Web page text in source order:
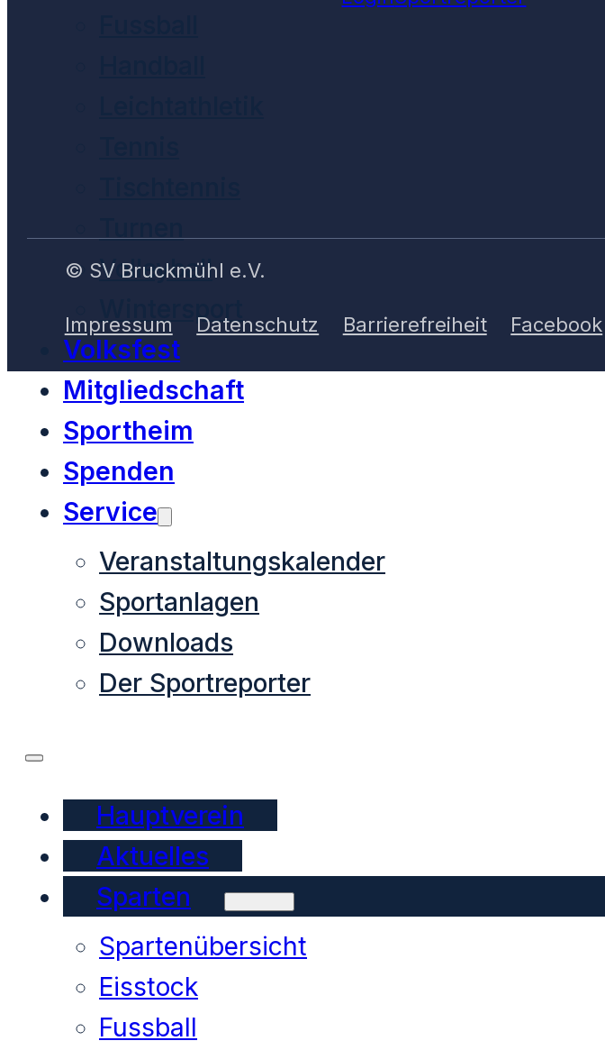
Volleyball
Wintersport
Volksfest
Mitgliedschaft
Sportheim
Spenden
Service
Veranstaltungskalender
Sportanlagen
Downloads
Der Sportreporter
Hauptverein
Aktuelles
Sparten
Spartenübersicht
Eisstock
Fussball
© SV Bruckmühl e.V.
Impressum Datenschutz Barrierefreiheit Facebook